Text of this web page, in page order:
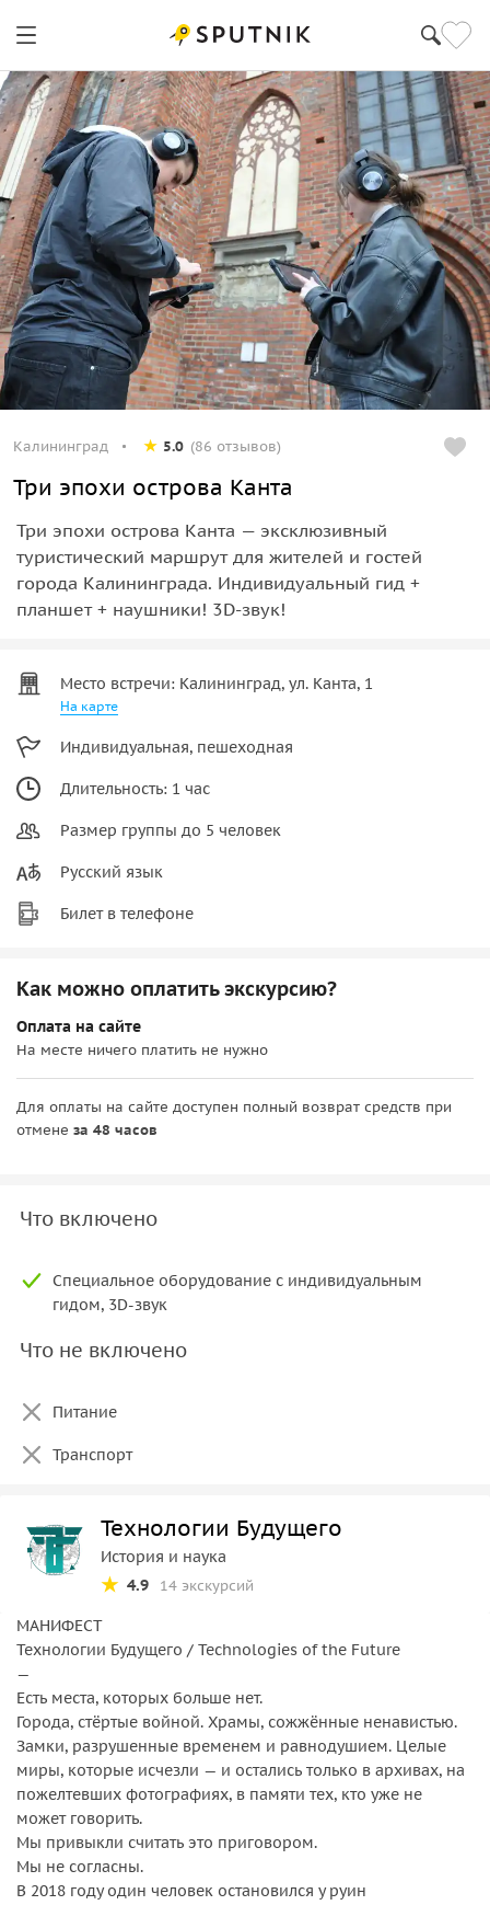
Калининград 5.0 (86 отзывов)
Три эпохи острова Канта
Три эпохи острова Канта — эксклюзивный
туристический маршрут для жителей и гостей
города Калининграда. Индивидуальный гид +
планшет + наушники! 3D-звук!
Место встречи: Калининград, ул. Канта, 1
На карте
Индивидуальная, пешеходная
Длительность: 1 час
Размер группы до 5 человек
Русский язык
Билет в телефоне
Как можно оплатить экскурсию?
Оплата на сайте
На месте ничего платить не нужно
Для оплаты на сайте доступен полный возврат средств при
отмене за 48 часов
Что включено
Специальное оборудование с индивидуальным
гидом, 3D-звук
Что не включено
Питание
Транспорт
Технологии Будущего
История и наука
4.9
14 экскурсий
МАНИФЕСТ
Технологии Будущего / Technologies of the Future
—
Есть места, которых больше нет.
Города, стёртые войной. Храмы, сожжённые ненавистью.
Замки, разрушенные временем и равнодушием. Целые
миры, которые исчезли — и остались только в архивах, на
пожелтевших фотографиях, в памяти тех, кто уже не
может говорить.
Мы привыкли считать это приговором.
Мы не согласны.
В 2018 году один человек остановился у руин